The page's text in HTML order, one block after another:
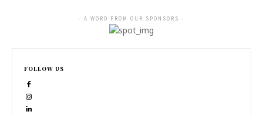
- A WORD FROM OUR SPONSORS -
FOLLOW US